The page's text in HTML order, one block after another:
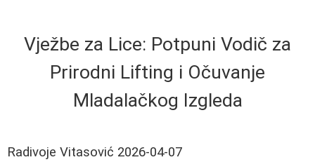
Vježbe za Lice: Potpuni Vodič za
Prirodni Lifting i Očuvanje
Mladalačkog Izgleda
Radivoje Vitasović 2026-04-07